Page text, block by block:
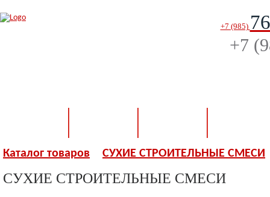
+7 (985)
+7
Каталог товаров СУХИЕ СТРОИТЕЛЬНЫЕ СМЕСИ
СУХИЕ СТРОИТЕЛЬНЫЕ СМЕСИ